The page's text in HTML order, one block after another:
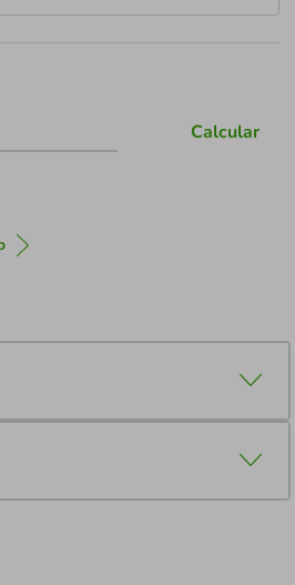
Calcular